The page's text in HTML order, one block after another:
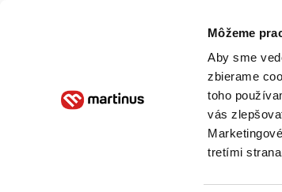
Môžeme
Aby sme
zbierame
toho
vás
tretími
Poukážky